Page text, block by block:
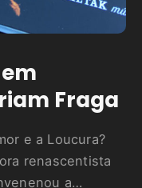
Fraga
e a Loucura?
renascentista
a